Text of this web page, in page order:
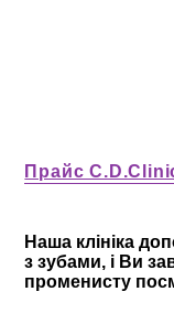
Прайс
Наша клініка
з зубами, і Ви
променисту